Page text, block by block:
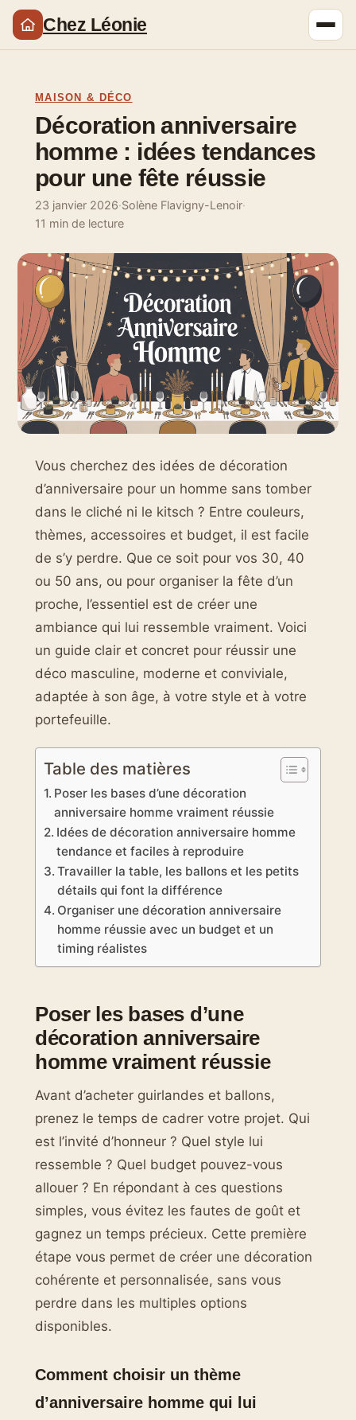
Chez Léonie
MAISON & DÉCO
Décoration anniversaire
homme : idées tendances
pour une fête réussie
23 janvier 2026·Solène Flavigny-Lenoir·
11 min de lecture
Vous cherchez des idées de décoration
d’anniversaire pour un homme sans tomber
dans le cliché ni le kitsch ? Entre couleurs,
thèmes, accessoires et budget, il est facile
de s’y perdre. Que ce soit pour vos 30, 40
ou 50 ans, ou pour organiser la fête d’un
proche, l’essentiel est de créer une
ambiance qui lui ressemble vraiment. Voici
un guide clair et concret pour réussir une
déco masculine, moderne et conviviale,
adaptée à son âge, à votre style et à votre
portefeuille.
Table des matières
Poser les bases d’une décoration
anniversaire homme vraiment réussie
Idées de décoration anniversaire homme
tendance et faciles à reproduire
Travailler la table, les ballons et les petits
détails qui font la différence
Organiser une décoration anniversaire
homme réussie avec un budget et un
timing réalistes
Poser les bases d’une
décoration anniversaire
homme vraiment réussie
Avant d’acheter guirlandes et ballons,
prenez le temps de cadrer votre projet. Qui
est l’invité d’honneur ? Quel style lui
ressemble ? Quel budget pouvez-vous
allouer ? En répondant à ces questions
simples, vous évitez les fautes de goût et
gagnez un temps précieux. Cette première
étape vous permet de créer une décoration
cohérente et personnalisée, sans vous
perdre dans les multiples options
disponibles.
Comment choisir un thème
d’anniversaire homme qui lui